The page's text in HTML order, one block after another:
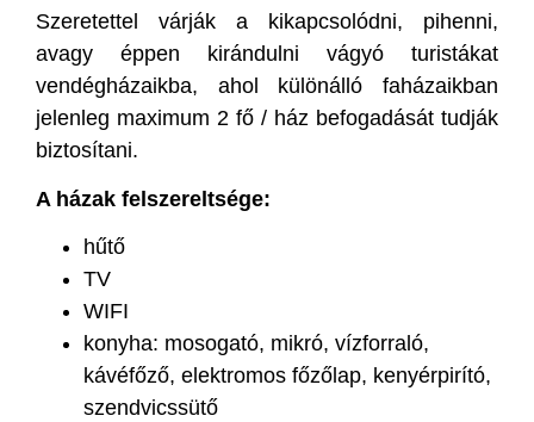
PROGRAMS (HU)
NEWS
Szeretettel várják a kikapcsolódni, pihenni,
avagy éppen kirándulni vágyó turistákat
vendégházaikba, ahol különálló faházaikban
jelenleg maximum 2 fő / ház befogadását tudják
biztosítani.
A házak felszereltsége:
hűtő
TV
WIFI
konyha: mosogató, mikró, vízforraló,
kávéfőző, elektromos főzőlap, kenyérpirító,
szendvicssütő